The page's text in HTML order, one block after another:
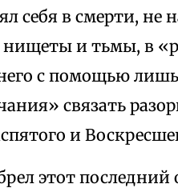
себя в смерти, не
нищеты и тьмы, в
с помощью
связать
и
этот